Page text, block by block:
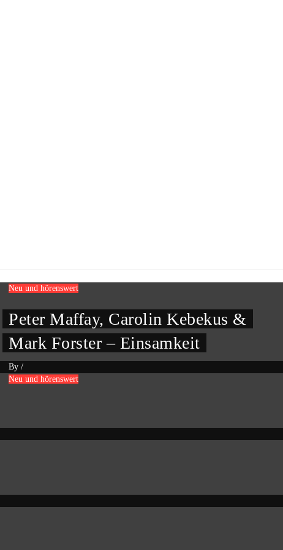
Neu und hörenswert
Peter Maffay, Carolin Kebekus &
Mark Forster – Einsamkeit
By /
Neu und hörenswert